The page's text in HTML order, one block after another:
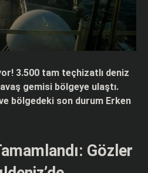
3.500 tam teçhizatlı deniz
gemisi bölgeye ulaştı.
bölgedeki son durum Erken
Gözler